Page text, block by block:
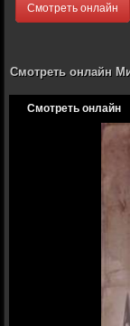
Смотреть онлайн
Смотреть онлайн
Смотреть онлайн